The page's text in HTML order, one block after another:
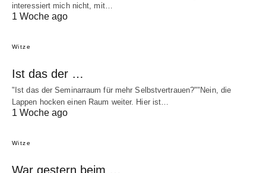
interessiert mich nicht, mit…
1 Woche ago
Witze
Ist das der …
"Ist das der Seminarraum für mehr Selbstvertrauen?""Nein, die
Lappen hocken einen Raum weiter. Hier ist…
1 Woche ago
Witze
War gestern beim …